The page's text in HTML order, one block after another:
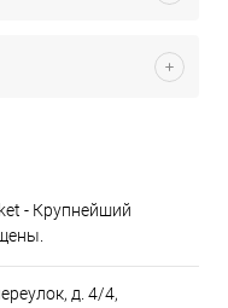
- Крупнейший
д. 4/4,